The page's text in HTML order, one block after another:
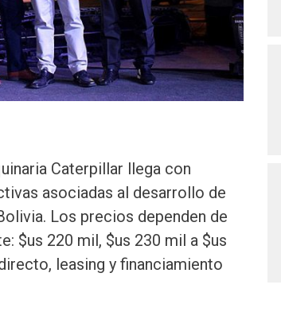
Caterpillar llega con
asociadas al desarrollo de
Los precios dependen de
$us 220 mil, $us 230 mil a $us
leasing y financiamiento